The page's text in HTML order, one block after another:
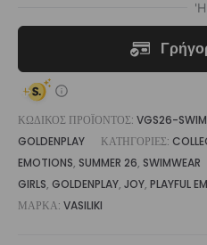
ποσότητα
ΚΩΔΙΚΌΣ ΠΡΟΪΌΝΤΟΣ: VGS26-
GOLDENPLAY
ΚΑΤΗΓΟΡΊΕΣ:
EMOTIONS, SUMMER 26, SWIMWEAR
GIRLS, GOLDENPLAY, JOY, PLAYFUL
ΜΆΡΚΑ: VASILIKI